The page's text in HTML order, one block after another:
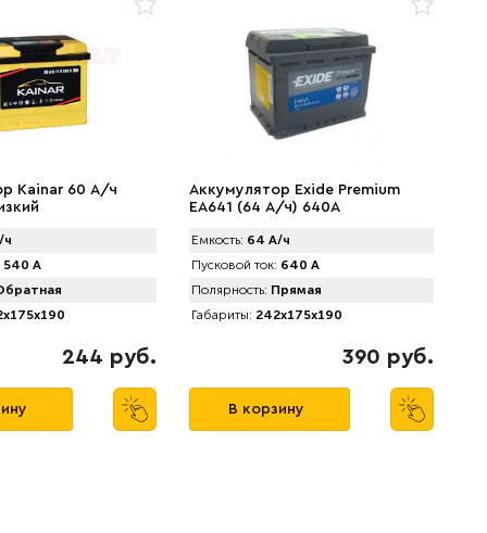
Kainar 60 А/ч
540 А
244 руб.
Аккумулятор Exide Premium
EA641 (64 А/ч) 640A
Емкость: 64 А/ч
Пусковой ток: 640 А
Полярность: Прямая
Габариты: 242x175x190
390 руб.
В корзину